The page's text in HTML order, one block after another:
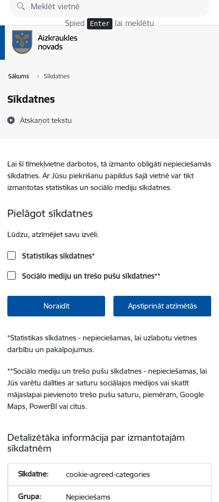
Pāriet uz lapas saturu
Spied Enter lai meklētu
Sākums Sīkdatnes
Sīkdatnes
Atskaņot tekstu
Lai šī tīmekļvietne darbotos, tā izmanto obligāti nepieciešamās
sīkdatnes. Ar Jūsu piekrišanu papildus šajā vietnē var tikt
izmantotas statistikas un sociālo mediju sīkdatnes.
Pielāgot sīkdatnes
Lūdzu, atzīmējiet savu izvēli:
Statistikas sīkdatnes*
Sociālo mediju un trešo pušu sīkdatnes**
Noraidīt Apstiprināt atzīmētās
*Statistikas sīkdatnes - nepieciešamas, lai uzlabotu vietnes
darbību un pakalpojumus.
**Sociālo mediju un trešo pušu sīkdatnes - nepieciešamas, lai
Jūs varētu dalīties ar saturu sociālajos medijos vai skatīt
mājaslapai pievienoto trešo pušu saturu, piemēram, Google
Maps, PowerBI vai citus.
Detalizētāka informācija par izmantotajām
sīkdatnēm
cookie-agreed-categories
Nepieciešams